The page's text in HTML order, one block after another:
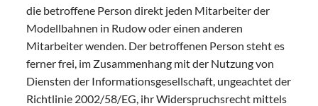
die betroffene Person direkt jeden Mitarbeiter der
Modellbahnen in Rudow oder einen anderen
Mitarbeiter wenden. Der betroffenen Person steht es
ferner frei, im Zusammenhang mit der Nutzung von
Diensten der Informationsgesellschaft, ungeachtet der
Richtlinie 2002/58/EG, ihr Widerspruchsrecht mittels